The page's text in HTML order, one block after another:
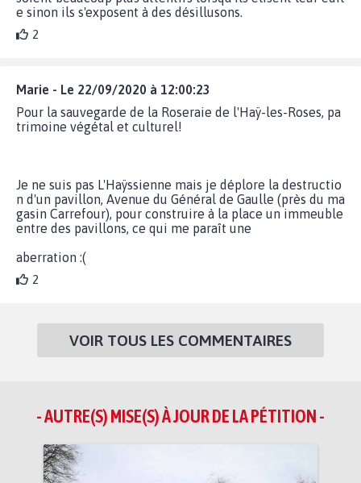
e sinon ils s'exposent à des désillusons.
2
Marie - Le 22/09/2020 à 12:00:23
Pour la sauvegarde de la Roseraie de l'Haÿ-les-Roses, pa
trimoine végétal et culturel!
Je ne suis pas L'Haÿssienne mais je déplore la destructio
n d'un pavillon, Avenue du Général de Gaulle (près du ma
gasin Carrefour), pour construire à la place un immeuble
entre des pavillons, ce qui me paraît une
aberration :(
2
VOIR TOUS LES COMMENTAIRES
- AUTRE(S) MISE(S) À JOUR DE LA PÉTITION -